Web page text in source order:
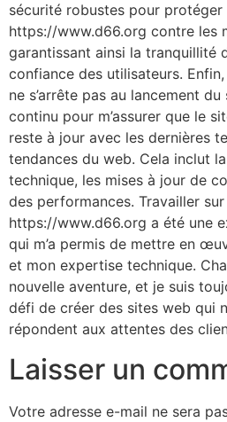
sécurité robustes pour protéger
https://www.d66.org contre les
garantissant ainsi la tranquillité
confiance des utilisateurs.
ne s’arrête pas au lancement
continu pour m’assurer que le
reste à jour avec les dernières
tendances du web. Cela inclut
technique, les mises à jour de
des performances. Travailler
https://www.d66.org a été une
qui m’a permis de mettre en
et mon expertise technique.
nouvelle aventure, et je suis
défi de créer des sites web qui
répondent aux attentes des
Laisser un
Votre adresse e-mail ne sera